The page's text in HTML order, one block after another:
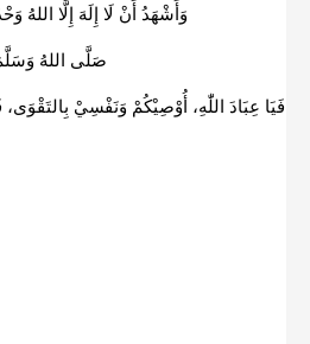
وَأَشْهَدُ أَنْ لَا إِلَهَ إِلَّا اللهُ
صَلَّى اللهُ
فَيَا عِبَادَ اللّٰهِ، أُوْصِيْكُمْ وَنَفْسِيْ بِالتَقْوَى،